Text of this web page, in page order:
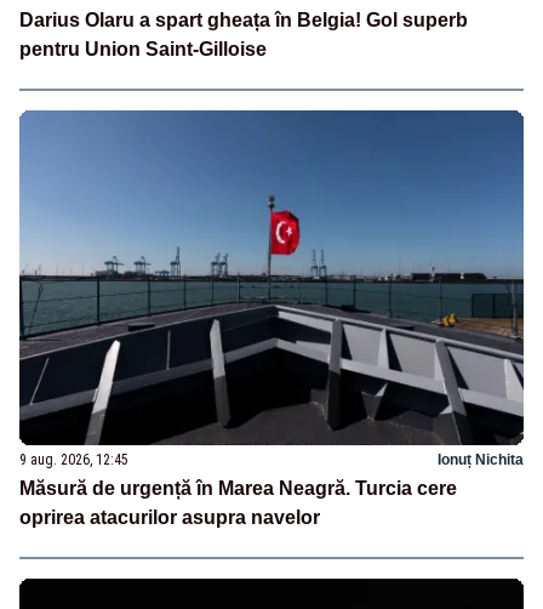
Darius Olaru a spart gheața în Belgia! Gol superb
pentru Union Saint-Gilloise
9 aug. 2026, 12:45 Ionuț Nichita
Măsură de urgență în Marea Neagră. Turcia cere
oprirea atacurilor asupra navelor